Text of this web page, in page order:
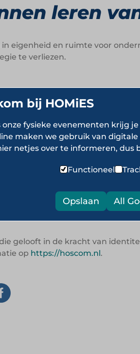
leren
eigenheid en ruimte voor
te verliezen.
Elk Hoscom-hotel vertelt zijn
processen.
De ervaring van de
teams in de hotels krijgen veel
Hoscom laat zien hoe je als
Hoscom
gelooft in de kracht van
op https://hoscom.nl.
bij HOMiES
onze fysieke evenementen krijg
maken we gebruik van digitale
netjes over te informeren, dus
Functioneel
Opslaan All